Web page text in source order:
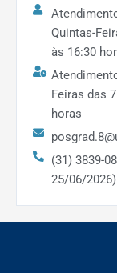
Quintas-
às 16:30
Feiras das
horas
(31) 3839-
25/06/2026)